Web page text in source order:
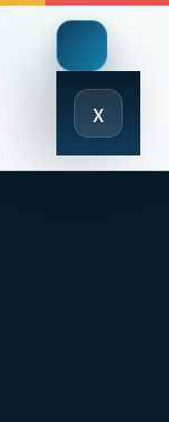
x
Close
Menu